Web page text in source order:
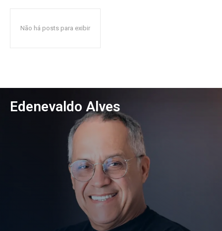
Não há posts para exibir
Edenevaldo Alves